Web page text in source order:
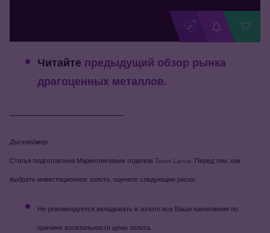
Читайте предыдущий обзор рынка
драгоценных металлов.
Дисклеймер
Статья подготовлена Маркетинговым отделом Tavex Latvia. Перед тем, как
выбрать инвестиционное золото, оцените следующие риски:
Не рекомендуется вкладывать в золото все Ваши накопления по
причине волатильности цены золота.